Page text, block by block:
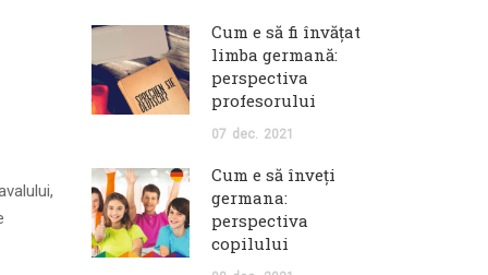
Cum e să fi învăţat
limba germană:
perspectiva
profesorului
07 dec. 2021
Cum e să înveţi
germana:
perspectiva
copilului